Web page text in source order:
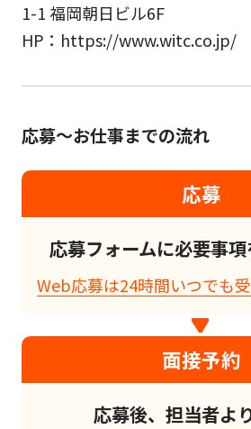
1-1 福岡朝日ビル6F
HP：https://www.witc.co.jp/
応募～お仕事までの流れ
応募
応募フォームに必要事
Web応募は24時間いつでも
面接予約
応募後、担当者よ